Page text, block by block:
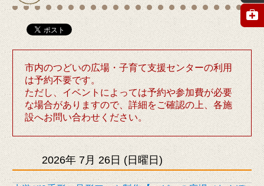
市内のつどいの広場・子育て支援センターの利用
は予約不要です。
ただし、イベントによっては予約や参加費が必要
な場合がありますので、詳細をご確認の上、各施
設へお問い合わせください。
2026年 7月 26日 (日曜日)